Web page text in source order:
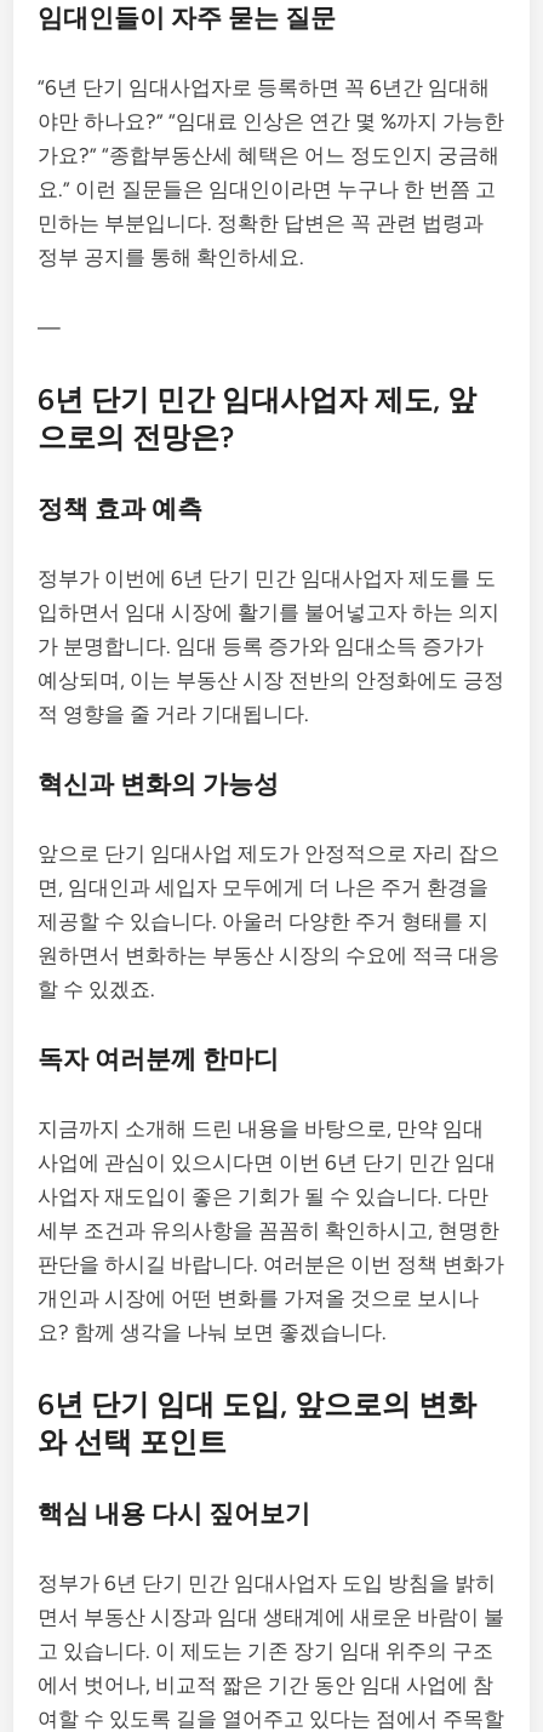
임대인들이 자주 묻는 질문
“6년 단기 임대사업자로 등록하면 꼭 6년간 임대해
야만 하나요?” “임대료 인상은 연간 몇 %까지 가능한
가요?” “종합부동산세 혜택은 어느 정도인지 궁금해
요.” 이런 질문들은 임대인이라면 누구나 한 번쯤 고
민하는 부분입니다. 정확한 답변은 꼭 관련 법령과
정부 공지를 통해 확인하세요.
—
6년 단기 민간 임대사업자 제도, 앞
으로의 전망은?
정책 효과 예측
정부가 이번에 6년 단기 민간 임대사업자 제도를 도
입하면서 임대 시장에 활기를 불어넣고자 하는 의지
가 분명합니다. 임대 등록 증가와 임대소득 증가가
예상되며, 이는 부동산 시장 전반의 안정화에도 긍정
적 영향을 줄 거라 기대됩니다.
혁신과 변화의 가능성
앞으로 단기 임대사업 제도가 안정적으로 자리 잡으
면, 임대인과 세입자 모두에게 더 나은 주거 환경을
제공할 수 있습니다. 아울러 다양한 주거 형태를 지
원하면서 변화하는 부동산 시장의 수요에 적극 대응
할 수 있겠죠.
독자 여러분께 한마디
지금까지 소개해 드린 내용을 바탕으로, 만약 임대
사업에 관심이 있으시다면 이번 6년 단기 민간 임대
사업자 재도입이 좋은 기회가 될 수 있습니다. 다만
세부 조건과 유의사항을 꼼꼼히 확인하시고, 현명한
판단을 하시길 바랍니다. 여러분은 이번 정책 변화가
개인과 시장에 어떤 변화를 가져올 것으로 보시나
요? 함께 생각을 나눠 보면 좋겠습니다.
6년 단기 임대 도입, 앞으로의 변화
와 선택 포인트
핵심 내용 다시 짚어보기
정부가 6년 단기 민간 임대사업자 도입 방침을 밝히
면서 부동산 시장과 임대 생태계에 새로운 바람이 불
고 있습니다. 이 제도는 기존 장기 임대 위주의 구조
에서 벗어나, 비교적 짧은 기간 동안 임대 사업에 참
여할 수 있도록 길을 열어주고 있다는 점에서 주목할